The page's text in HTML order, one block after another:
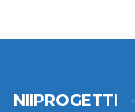
NIIPROGETTI